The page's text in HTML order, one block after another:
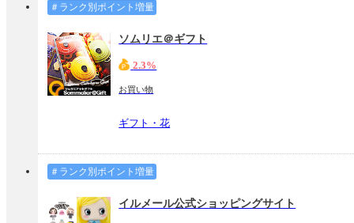
＃ランク別ポイント増量
ソムリエ＠ギフト
2.3%
お買い物
ギフト・花
＃ランク別ポイント増量
イルメール公式ショッピングサイト